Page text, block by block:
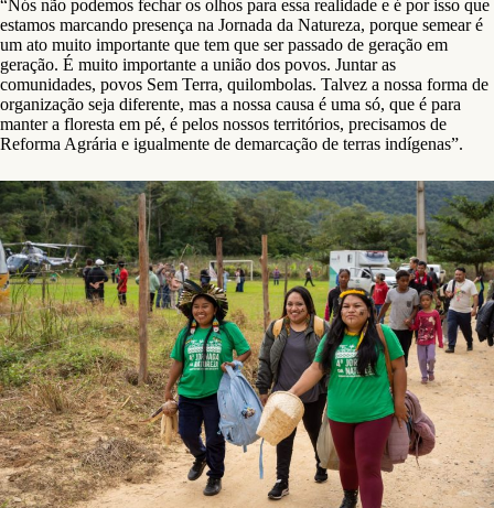
“Nós não podemos fechar os olhos para essa realidade e é por isso que
estamos marcando presença na Jornada da Natureza, porque semear é
um ato muito importante que tem que ser passado de geração em
geração. É muito importante a união dos povos. Juntar as
comunidades, povos Sem Terra, quilombolas. Talvez a nossa forma de
organização seja diferente, mas a nossa causa é uma só, que é para
manter a floresta em pé, é pelos nossos territórios, precisamos de
Reforma Agrária e igualmente de demarcação de terras indígenas”.